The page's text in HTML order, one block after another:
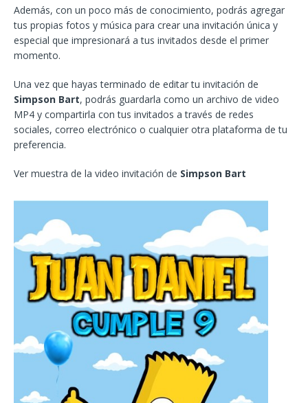
Además, con un poco más de conocimiento, podrás agregar
tus propias fotos y música para crear una invitación única y
especial que impresionará a tus invitados desde el primer
momento.
Una vez que hayas terminado de editar tu invitación de
Simpson Bart, podrás guardarla como un archivo de video
MP4 y compartirla con tus invitados a través de redes
sociales, correo electrónico o cualquier otra plataforma de tu
preferencia.
Ver muestra de la video invitación de Simpson Bart